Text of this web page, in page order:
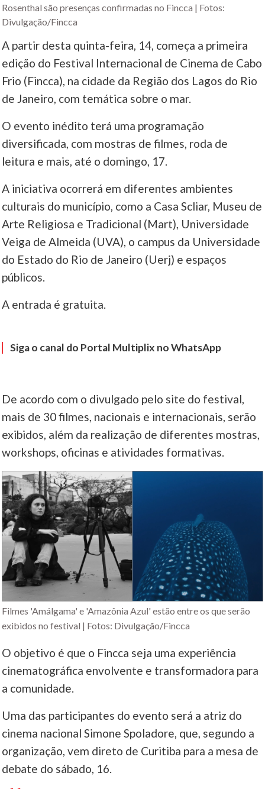
Rosenthal são presenças confirmadas no Fincca | Fotos:
Divulgação/Fincca
A partir desta quinta-feira, 14, começa a primeira
edição do Festival Internacional de Cinema de Cabo
Frio (Fincca), na cidade da Região dos Lagos do Rio
de Janeiro, com temática sobre o mar.
O evento inédito terá uma programação
diversificada, com mostras de filmes, roda de
leitura e mais, até o domingo, 17.
A iniciativa ocorrerá em diferentes ambientes
culturais do município, como a Casa Scliar, Museu de
Arte Religiosa e Tradicional (Mart), Universidade
Veiga de Almeida (UVA), o campus da Universidade
do Estado do Rio de Janeiro (Uerj) e espaços
públicos.
A entrada é gratuita.
Siga o canal do Portal Multiplix no WhatsApp
De acordo com o divulgado pelo site do festival,
mais de 30 filmes, nacionais e internacionais, serão
exibidos, além da realização de diferentes mostras,
workshops, oficinas e atividades formativas.
Filmes 'Amálgama' e 'Amazônia Azul' estão entre os que serão
exibidos no festival | Fotos: Divulgação/Fincca
O objetivo é que o Fincca seja uma experiência
cinematográfica envolvente e transformadora para
a comunidade.
Uma das participantes do evento será a atriz do
cinema nacional Simone Spoladore, que, segundo a
organização, vem direto de Curitiba para a mesa de
debate do sábado, 16.